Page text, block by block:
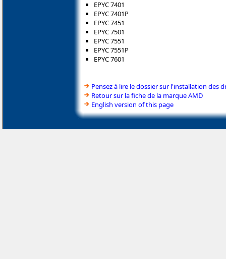
EPYC 7401
EPYC 7401P
EPYC 7451
EPYC 7501
EPYC 7551
EPYC 7551P
EPYC 7601
Pensez à lire le dossier sur l'installation des
Retour sur la fiche de la marque AMD
English version of this page